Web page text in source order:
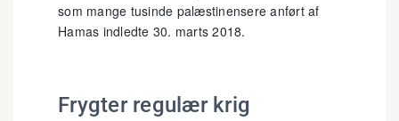
som mange tusinde palæstinensere anført af
Hamas indledte 30. marts 2018.
Frygter regulær krig